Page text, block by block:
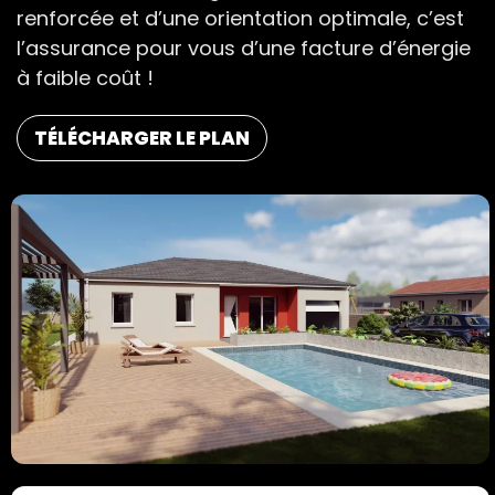
renforcée et d’une orientation optimale, c’est
l’assurance pour vous d’une facture d’énergie
à faible coût !
TÉLÉCHARGER LE PLAN